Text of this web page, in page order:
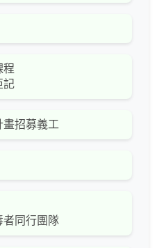
程
記
畫招募義工
同行團隊